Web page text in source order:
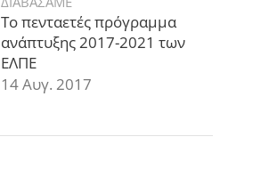
Το πενταετές πρόγραμμα
ανάπτυξης 2017-2021 των
ΕΛΠΕ
14 Αυγ. 2017